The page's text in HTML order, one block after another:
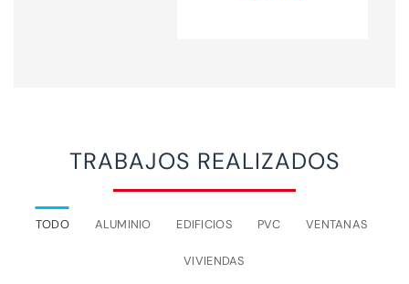
TRABAJOS REALIZADOS
TODO ALUMINIO EDIFICIOS PVC VENTANAS
VIVIENDAS